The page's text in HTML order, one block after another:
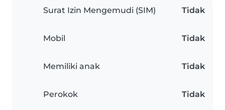
Surat Izin Mengemudi (SIM) Tidak
Mobil Tidak
Memiliki anak Tidak
Perokok Tidak